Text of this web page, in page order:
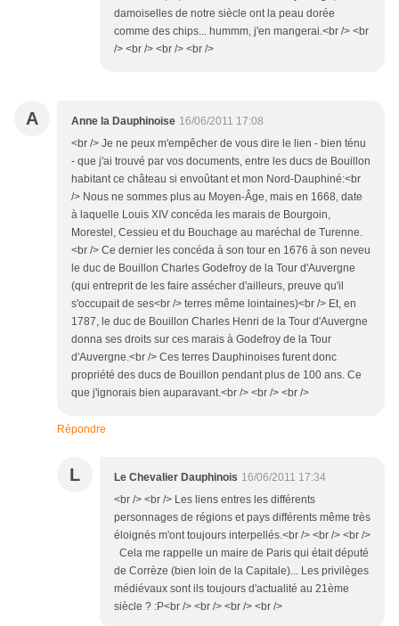
damoiselles de notre siècle ont la peau dorée
comme des chips... hummm, j'en mangerai.<br /> <br
/> <br /> <br /> <br />
A Anne la Dauphinoise 16/06/2011 17:08
<br /> Je ne peux m'empêcher de vous dire le lien - bien ténu
- que j'ai trouvé par vos documents, entre les ducs de Bouillon
habitant ce château si envoûtant et mon Nord-Dauphiné:<br
/> Nous ne sommes plus au Moyen-Âge, mais en 1668, date
à laquelle Louis XIV concéda les marais de Bourgoin,
Morestel, Cessieu et du Bouchage au maréchal de Turenne.
<br /> Ce dernier les concéda à son tour en 1676 à son neveu
le duc de Bouillon Charles Godefroy de la Tour d'Auvergne
(qui entreprit de les faire assécher d'ailleurs, preuve qu'il
s'occupait de ses<br /> terres même lointaines)<br /> Et, en
1787, le duc de Bouillon Charles Henri de la Tour d'Auvergne
donna ses droits sur ces marais à Godefroy de la Tour
d'Auvergne.<br /> Ces terres Dauphinoises furent donc
propriété des ducs de Bouillon pendant plus de 100 ans. Ce
que j'ignorais bien auparavant.<br /> <br /> <br />
Répondre
L Le Chevalier Dauphinois 16/06/2011 17:34
<br /> <br /> Les liens entres les différents
personnages de régions et pays différents même très
éloignés m'ont toujours interpellés.<br /> <br /> <br />
Cela me rappelle un maire de Paris qui était député
de Corrèze (bien loin de la Capitale)... Les privilèges
médiévaux sont ils toujours d'actualité au 21ème
siècle ? :P<br /> <br /> <br /> <br />